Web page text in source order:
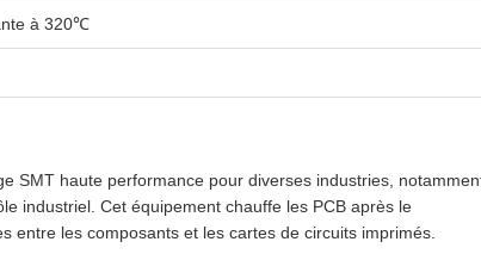
à 320℃
SMT haute performance pour diverses industries,
industriel. Cet équipement chauffe les PCB après le
entre les composants et les cartes de circuits imprimés.